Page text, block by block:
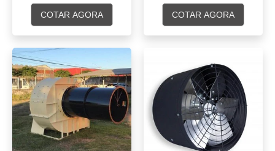
COTAR AGORA COTAR AGORA